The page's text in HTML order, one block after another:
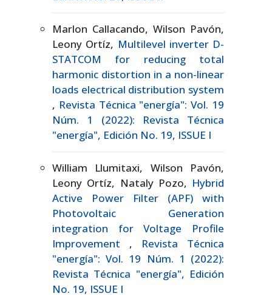
Marlon Callacando, Wilson Pavón,
Leony Ortíz, Multilevel inverter D-
STATCOM for reducing total
harmonic distortion in a non-linear
loads electrical distribution system
, Revista Técnica "energía": Vol. 19
Núm. 1 (2022): Revista Técnica
"energía", Edición No. 19, ISSUE I
William Llumitaxi, Wilson Pavón,
Leony Ortíz, Nataly Pozo, Hybrid
Active Power Filter (APF) with
Photovoltaic Generation
integration for Voltage Profile
Improvement , Revista Técnica
"energía": Vol. 19 Núm. 1 (2022):
Revista Técnica "energía", Edición
No. 19, ISSUE I